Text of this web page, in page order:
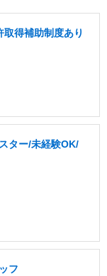
得補助制度あり
ター/未経験OK/
フ